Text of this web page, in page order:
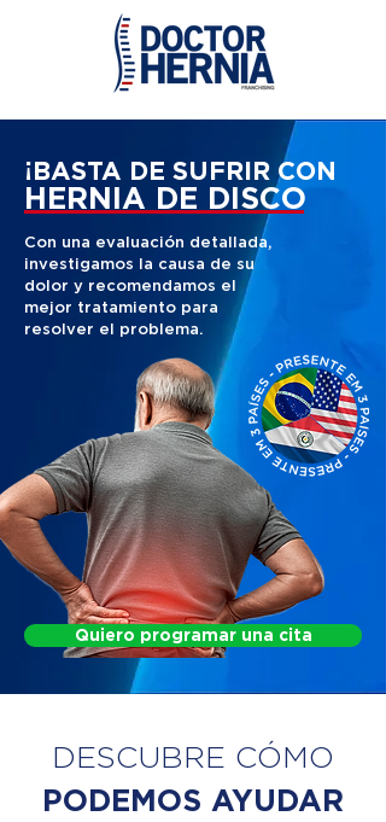
¡BASTA DE SUFRIR CON
HERNIA DE DISCO
Con una evaluación detallada,
investigamos la causa de su
dolor y recomendamos el
mejor tratamiento para
resolver el problema.
Quiero programar una cita
DESCUBRE CÓMO
PODEMOS AYUDAR